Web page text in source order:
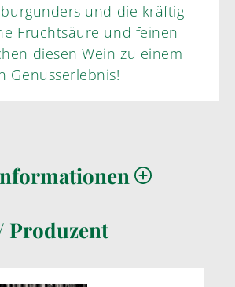
und die kräftig
Fruchtsäure und feinen
diesen Wein zu einem
Genusserlebnis!
Produzent